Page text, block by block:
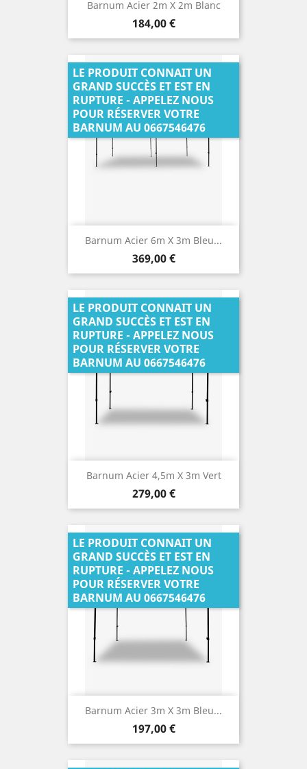
Barnum Acier 2m X 2m Blanc
Prix
184,00 €
Barnum Acier 6m X 3m Bleu...
Prix
369,00 €
LE PRODUIT CONNAIT UN
GRAND SUCCÈS ET EST EN
RUPTURE - APPELEZ NOUS
POUR RÉSERVER VOTRE
BARNUM AU 0667546476
Barnum Acier 4,5m X 3m Vert
Prix
279,00 €
LE PRODUIT CONNAIT UN
GRAND SUCCÈS ET EST EN
RUPTURE - APPELEZ NOUS
POUR RÉSERVER VOTRE
BARNUM AU 0667546476
Barnum Acier 3m X 3m Bleu...
Prix
197,00 €
LE PRODUIT CONNAIT UN
GRAND SUCCÈS ET EST EN
RUPTURE - APPELEZ NOUS
POUR RÉSERVER VOTRE
BARNUM AU 0667546476